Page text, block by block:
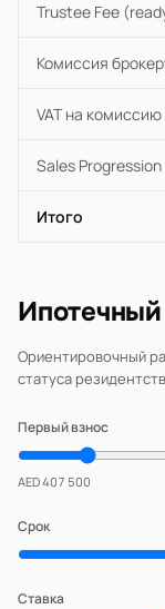
Trustee Fee
Комиссия
VAT на
Sales Progression
Итого
Ориентировочный
статуса
Первый взнос
AED 407 500
Срок
Ставка